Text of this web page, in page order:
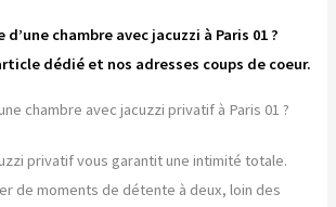
d’une chambre avec jacuzzi à Paris 01 ?
dédié et nos adresses coups de coeur.
chambre avec jacuzzi privatif à Paris 01 ?
privatif vous garantit une intimité totale.
de moments de détente à deux, loin des